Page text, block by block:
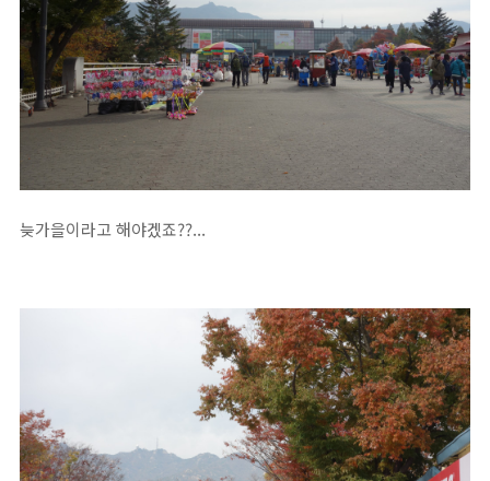
늦가을이라고 해야겠죠??...